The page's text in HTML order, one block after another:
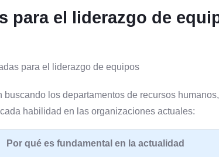
para el liderazgo de
los departamentos de recursos humanos,
habilidad en las organizaciones actuales:
Por qué es fundamental en la actualidad